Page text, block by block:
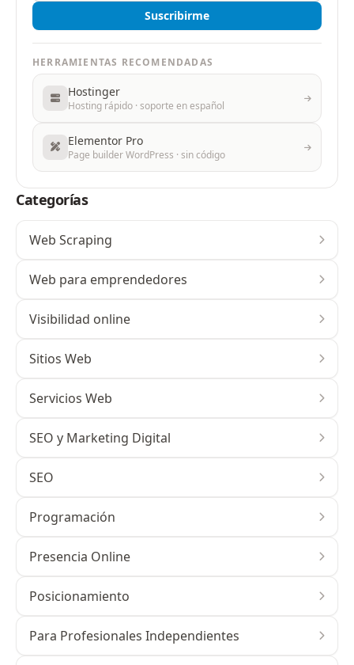
Suscribirme
HERRAMIENTAS RECOMENDADAS
Hostinger
Hosting rápido · soporte en español
Elementor Pro
Page builder WordPress · sin código
Categorías
Web Scraping
Web para emprendedores
Visibilidad online
Sitios Web
Servicios Web
SEO y Marketing Digital
SEO
Programación
Presencia Online
Posicionamiento
Para Profesionales Independientes